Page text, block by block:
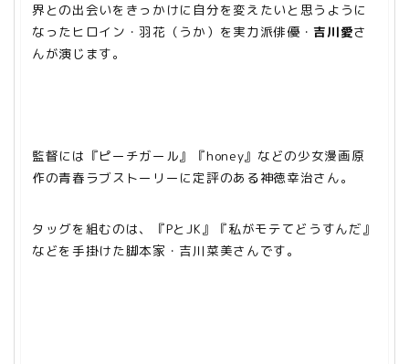
界との出会いをきっかけに自分を変えたいと思うように
なったヒロイン・羽花（うか）を実力派俳優・吉川愛さ
んが演じます。
監督には『ピーチガール』『honey』などの少女漫画原
作の青春ラブストーリーに定評のある神徳幸治さん。
タッグを組むのは、『PとJK』『私がモテてどうすんだ』
などを手掛けた脚本家・吉川菜美さんです。